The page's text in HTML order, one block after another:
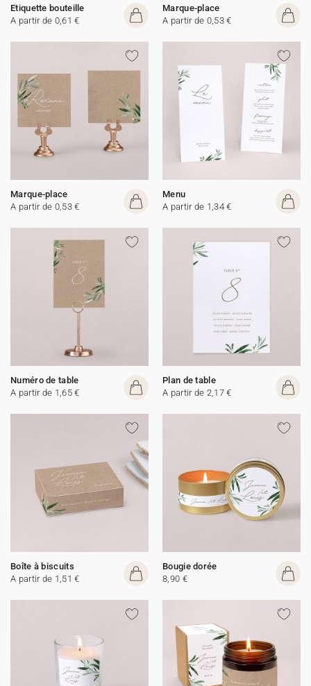
Etiquette bouteille
A partir de 0,61 €
Marque-place
A partir de 0,53 €
Marque-place
A partir de 0,53 €
Menu
A partir de 1,34 €
Numéro de table
A partir de 1,65 €
Plan de table
A partir de 2,17 €
Boîte à biscuits
A partir de 1,51 €
Bougie dorée
8,90 €